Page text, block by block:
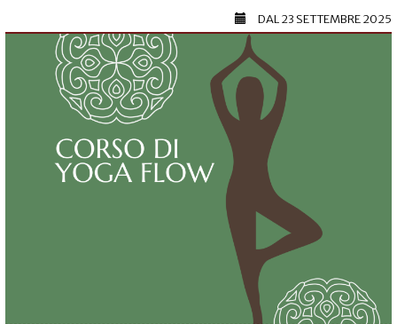
DAL23 SETTEMBRE 2025